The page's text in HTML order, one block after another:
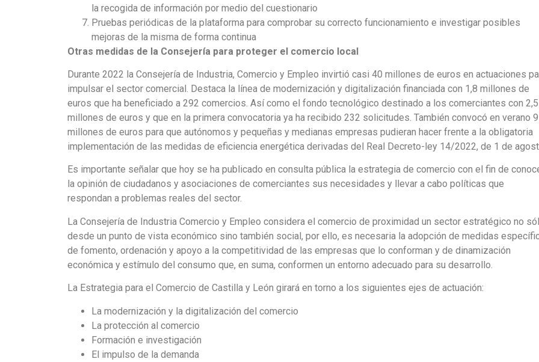
la recogida de información por medio del cuestionario
Pruebas periódicas de la plataforma para comprobar su correcto funcionamiento e investigar posibles
mejoras de la misma de forma continua
Otras medidas de la Consejería para proteger el comercio local
Durante 2022 la Consejería de Industria, Comercio y Empleo invirtió casi 40 millones de euros en actuaciones
impulsar el sector comercial. Destaca la línea de modernización y digitalización financiada con 1,8 millones de
euros que ha beneficiado a 292 comercios. Así como el fondo tecnológico destinado a los comerciantes con 2,5
millones de euros y que en la primera convocatoria ya ha recibido 232 solicitudes. También convocó en verano 9
millones de euros para que autónomos y pequeñas y medianas empresas pudieran hacer frente a la obligatoria
implementación de las medidas de eficiencia energética derivadas del Real Decreto-ley 14/2022, de 1 de
Es importante señalar que hoy se ha publicado en consulta pública la estrategia de comercio con el fin de
la opinión de ciudadanos y asociaciones de comerciantes sus necesidades y llevar a cabo políticas que
respondan a problemas reales del sector.
La Consejería de Industria Comercio y Empleo considera el comercio de proximidad un sector estratégico no
desde un punto de vista económico sino también social, por ello, es necesaria la adopción de medidas
de fomento, ordenación y apoyo a la competitividad de las empresas que lo conforman y de dinamización
económica y estímulo del consumo que, en suma, conformen un entorno adecuado para su desarrollo.
La Estrategia para el Comercio de Castilla y León girará en torno a los siguientes ejes de actuación:
La modernización y la digitalización del comercio
La protección al comercio
Formación e investigación
El impulso de la demanda